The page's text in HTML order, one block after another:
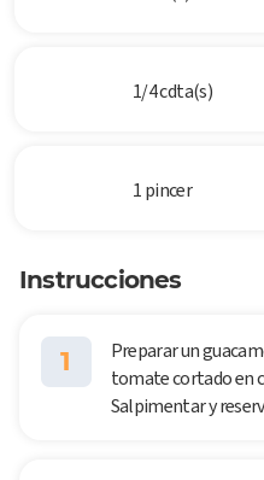
1/4 cdta(s)
1 pincer
Instrucciones
1
Preparar un
tomate cortado en
Salpimentar y